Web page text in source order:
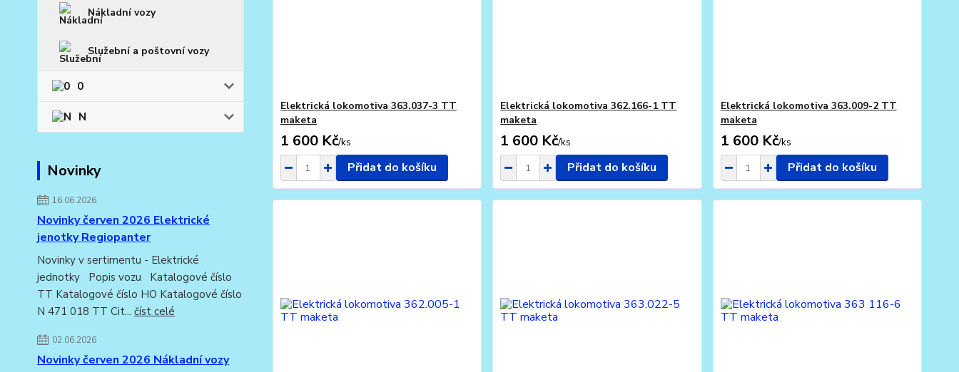
Nákladní vozy
Služební a poštovní vozy
0
N
Novinky
16.06.2026
Novinky červen 2026 Elektrické
jenotky Regiopanter
Novinky v sertimentu - Elektrické
jednotky Popis vozu Katalogové číslo
TT Katalogové číslo HO Katalogové číslo
N 471 018 TT Cit... číst celé
02.06.2026
Novinky červen 2026 Nákladní vozy
Elektrická lokomotiva 363.037-3 TT
maketa
1 600 Kč/ks
Přidat do košíku
Elektrická lokomotiva 362.166-1 TT
maketa
1 600 Kč/ks
Přidat do košíku
Elektrická lokomotiva 363.009-2 TT
maketa
1 600 Kč/ks
Přidat do košíku